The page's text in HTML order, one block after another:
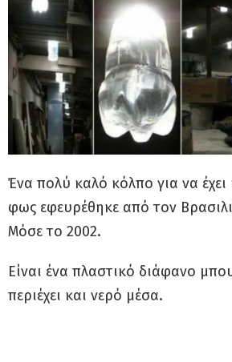
Ένα πολύ καλό κόλπο για να έχει
φως εφευρέθηκε από τον
Μόσε το 2002.
Είναι ένα πλαστικό διάφανο
περιέχει και νερό μέσα.